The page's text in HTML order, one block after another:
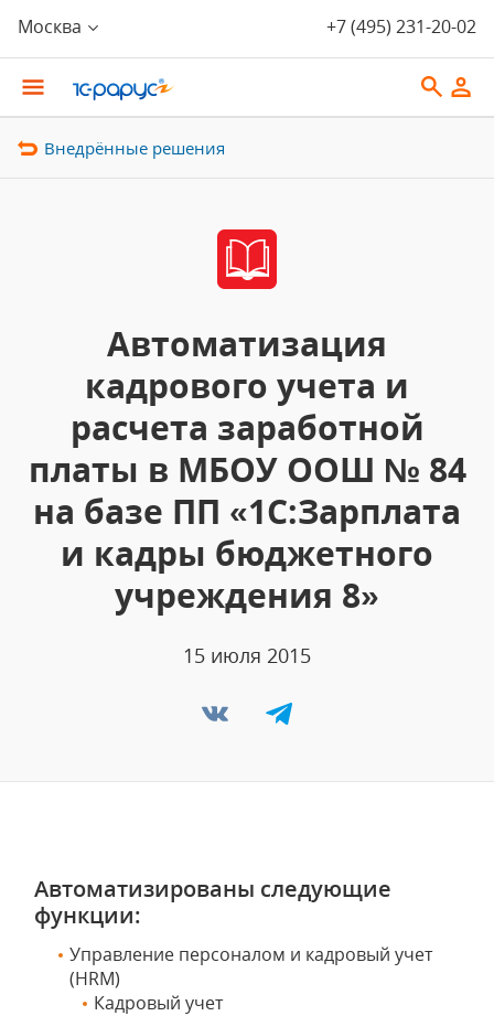
Москва +7 (495) 231-20-02
Внедрённые решения
Автоматизация
кадрового учета и
расчета заработной
платы в МБОУ ООШ № 84
на базе ПП «1С:Зарплата
и кадры бюджетного
учреждения 8»
15 июля 2015
Автоматизированы следующие
функции:
Управление персоналом и кадровый учет
(HRM)
Кадровый учет